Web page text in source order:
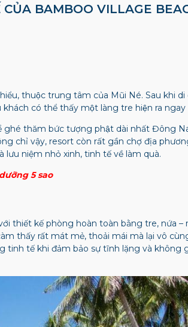
BAMBOO VILLAGE
thuộc trung tâm của Mũi Né. Sau khi
khách có thể thấy một làng tre hiện ra
thăm bức tượng phật dài nhất Đông
chỉ vậy, resort còn rất gần chợ địa
niệm nhỏ xinh, tinh tế về làm quà.
5 sao
thiết kế phòng hoàn toàn bằng tre, nứa
thấy rất mát mẻ, thoải mái mà lại vô
tinh tế khi đảm bảo sự tĩnh lặng và không